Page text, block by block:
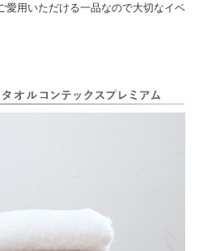
愛用いただける一品なので大切なイベ